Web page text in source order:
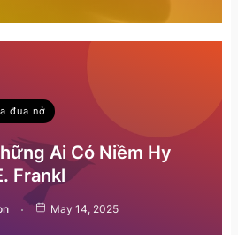
đua nở
Ai Có Niềm Hy
Frankl
May 14, 2025